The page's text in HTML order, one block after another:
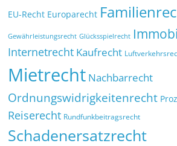
EU-Recht Europarecht
Gewährleistungsrecht Glücksspielrecht
Internetrecht Kaufrecht
Mietrecht Nachbarrecht
Ordnungswidrigkeitenrecht
Reiserecht Rundfunkbeitragsrecht
Schadenersatzrecht